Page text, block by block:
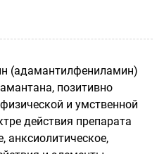
(адамантилфениламин)
позитивно
и умственной
действия препарата
анксиолитическое,